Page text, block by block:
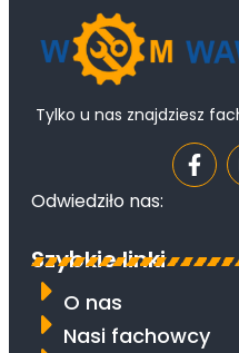
Tylko u nas znajdziesz
Odwiedziło nas:
Szybkie linki
O nas
Nasi fachowcy